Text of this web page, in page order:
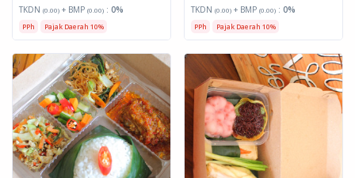
TKDN (0.00) + BMP (0.00) : 0%
PPh Pajak Daerah 10%
TKDN (0.00) + BMP (0.00) : 0%
PPh Pajak Daerah 10%